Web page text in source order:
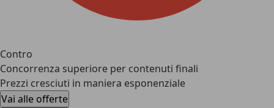
Contro
Concorrenza superiore per contenuti finali
Prezzi cresciuti in maniera esponenziale
Vai alle offerte